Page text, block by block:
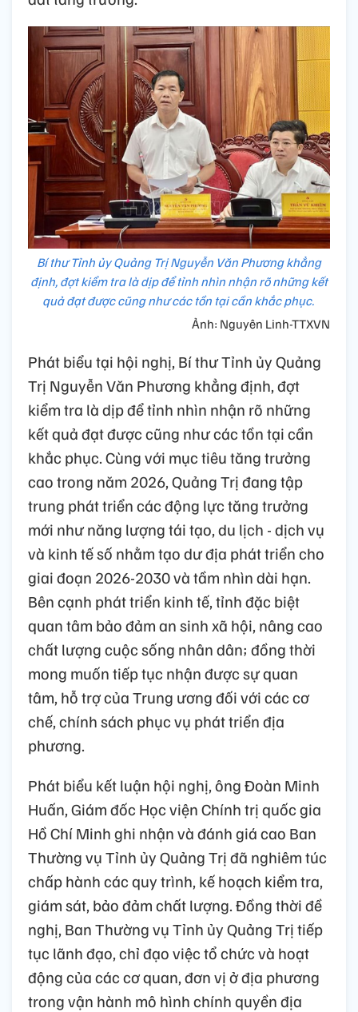
Bí thư Tỉnh ủy Quảng Trị Nguyễn Văn Phương khẳng
định, đợt kiểm tra là dịp để tỉnh nhìn nhận rõ những kết
quả đạt được cũng như các tồn tại cần khắc phục.
Ảnh: Nguyên Linh-TTXVN
Phát biểu tại hội nghị, Bí thư Tỉnh ủy Quảng
Trị Nguyễn Văn Phương khẳng định, đợt
kiểm tra là dịp để tỉnh nhìn nhận rõ những
kết quả đạt được cũng như các tồn tại cần
khắc phục. Cùng với mục tiêu tăng trưởng
cao trong năm 2026, Quảng Trị đang tập
trung phát triển các động lực tăng trưởng
mới như năng lượng tái tạo, du lịch - dịch vụ
và kinh tế số nhằm tạo dư địa phát triển cho
giai đoạn 2026-2030 và tầm nhìn dài hạn.
Bên cạnh phát triển kinh tế, tỉnh đặc biệt
quan tâm bảo đảm an sinh xã hội, nâng cao
chất lượng cuộc sống nhân dân; đồng thời
mong muốn tiếp tục nhận được sự quan
tâm, hỗ trợ của Trung ương đối với các cơ
chế, chính sách phục vụ phát triển địa
phương.
Phát biểu kết luận hội nghị, ông Đoàn Minh
Huấn, Giám đốc Học viện Chính trị quốc gia
Hồ Chí Minh ghi nhận và đánh giá cao Ban
Thường vụ Tỉnh ủy Quảng Trị đã nghiêm túc
chấp hành các quy trình, kế hoạch kiểm tra,
giám sát, bảo đảm chất lượng. Đồng thời đề
nghị, Ban Thường vụ Tỉnh ủy Quảng Trị tiếp
tục lãnh đạo, chỉ đạo việc tổ chức và hoạt
động của các cơ quan, đơn vị ở địa phương
trong vận hành mô hình chính quyền địa